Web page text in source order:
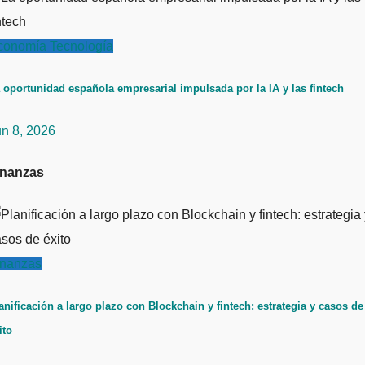
Tecnología
oportunidad española empresarial impulsada por la IA y las fintech
8, 2026
a largo plazo con Blockchain y fintech: estrategia y casos de